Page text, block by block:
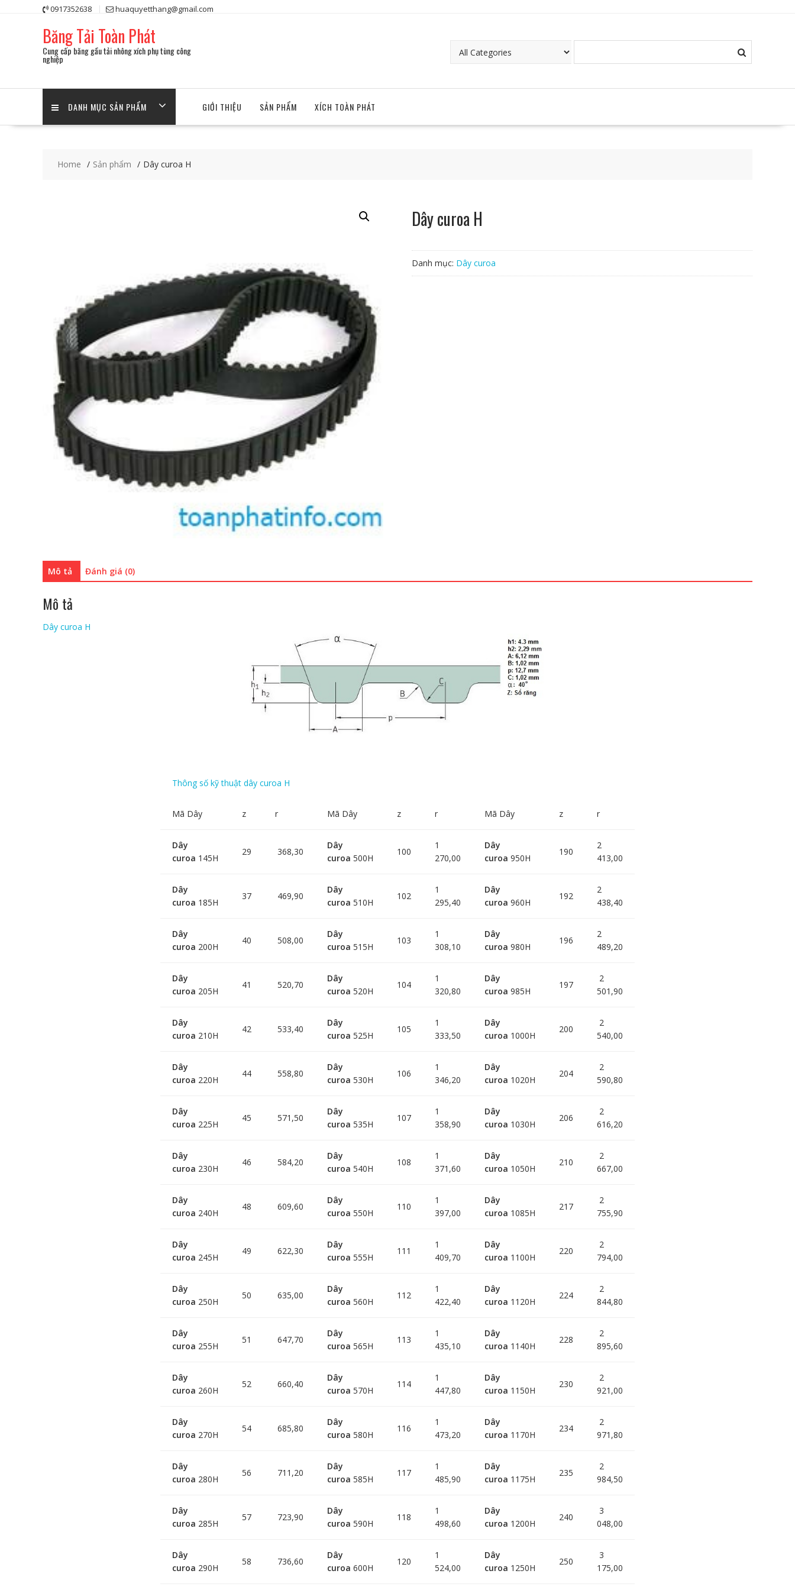
0917352638 huaquyetthang@gmail.com
Băng Tải Toàn Phát
Cung cấp băng gầu tải nhông xích phụ tùng công
nghiệp
DANH MỤC SẢN PHẨM GIỚI THIỆU SẢN PHẨM XÍCH TOÀN PHÁT
Home Sản phẩm Dây curoa H
Dây curoa H
Danh mục: Dây curoa
Mô tả Đánh giá (0)
Mô tả
Dây curoa H
Thông số kỹ thuật dây curoa H
Mã Dây z r Mã Dây z r Mã Dây z r
Dây
curoa 145H
29 368,30
Dây
curoa 500H
100
1
270,00
Dây
curoa 950H
190
2
413,00
Dây
curoa 185H
37 469,90
Dây
curoa 510H
102
1
295,40
Dây
curoa 960H
192
2
438,40
Dây
curoa 200H
40 508,00
Dây
curoa 515H
103
1
308,10
Dây
curoa 980H
196
2
489,20
Dây
curoa 205H
41 520,70
Dây
curoa 520H
104
1
320,80
Dây
curoa 985H
197
2
501,90
Dây
curoa 210H
42 533,40
Dây
curoa 525H
105
1
333,50
Dây
curoa 1000H
200
2
540,00
Dây
curoa 220H
44 558,80
Dây
curoa 530H
106
1
346,20
Dây
curoa 1020H
204
2
590,80
Dây
curoa 225H
45 571,50
Dây
curoa 535H
107
1
358,90
Dây
curoa 1030H
206
2
616,20
Dây
curoa 230H
46 584,20
Dây
curoa 540H
108
1
371,60
Dây
curoa 1050H
210
2
667,00
Dây
curoa 240H
48 609,60
Dây
curoa 550H
110
1
397,00
Dây
curoa 1085H
217
2
755,90
Dây
curoa 245H
49 622,30
Dây
curoa 555H
111
1
409,70
Dây
curoa 1100H
220
2
794,00
Dây
curoa 250H
50 635,00
Dây
curoa 560H
112
1
422,40
Dây
curoa 1120H
224
2
844,80
Dây
curoa 255H
51 647,70
Dây
curoa 565H
113
1
435,10
Dây
curoa 1140H
228
2
895,60
Dây
curoa 260H
52 660,40
Dây
curoa 570H
114
1
447,80
Dây
curoa 1150H
230
2
921,00
Dây
curoa 270H
54 685,80
Dây
curoa 580H
116
1
473,20
Dây
curoa 1170H
234
2
971,80
Dây
curoa 280H
56 711,20
Dây
curoa 585H
117
1
485,90
Dây
curoa 1175H
235
2
984,50
Dây
curoa 285H
57 723,90
Dây
curoa 590H
118
1
498,60
Dây
curoa 1200H
240
3
048,00
Dây
curoa 290H
58 736,60
Dây
curoa 600H
120
1
524,00
Dây
curoa 1250H
250
3
175,00